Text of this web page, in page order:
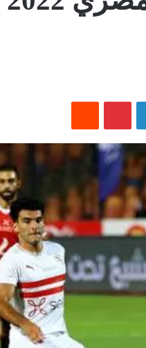
لينكدإن بينتيريست